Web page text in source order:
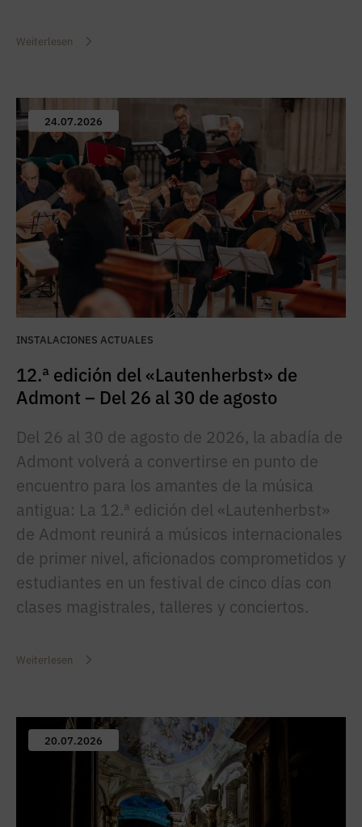
Weiterlesen
24.07.2026
INSTALACIONES ACTUALES
12.ª edición del «Lautenherbst» de
Admont – Del 26 al 30 de agosto
Del 26 al 30 de agosto de 2026, la abadía de
Admont volverá a convertirse en punto de
encuentro para los amantes de la música
antigua: La 12.ª edición del «Lautenherbst»
de Admont reunirá a músicos internacionales
de primer nivel, aficionados comprometidos y
estudiantes en un festival de cinco días con
clases magistrales, talleres y conciertos.
Weiterlesen
20.07.2026